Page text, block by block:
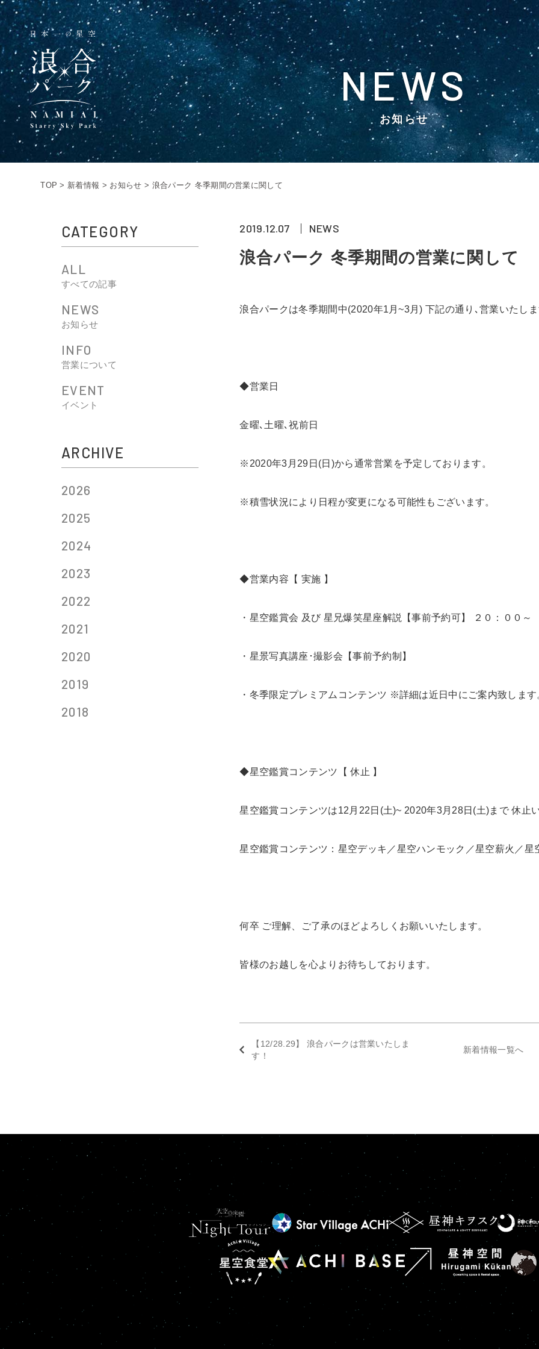
NEWS
お知らせ
TOP > 新着情報 > お知らせ > 浪合パーク 冬季期間の営業に関して
2019.12.07 NEWS
浪合パーク 冬季期間の営業に関して
浪合パークは冬季期間中(2020年1月~3月) 下記の通り､営業いたし
◆営業日
金曜､土曜､祝前日
※2020年3月29日(日)から通常営業を予定しております。
※積雪状況により日程が変更になる可能性もございます。
◆営業内容【 実施 】
・星空鑑賞会 及び 星兄爆笑星座解説【事前予約可】 ２０：００～
・星景写真講座･撮影会【事前予約制】
・冬季限定プレミアムコンテンツ ※詳細は近日中にご案内致します
◆星空鑑賞コンテンツ【 休止 】
星空鑑賞コンテンツは12月22日(土)~ 2020年3月28日(土)まで 休止
星空鑑賞コンテンツ：星空デッキ／星空ハンモック／星空薪火／星
何卒 ご理解、ご了承のほどよろしくお願いいたします。
皆様のお越しを心よりお待ちしております。
【12/28.29】 浪合パークは営業いたしま
す！
新着情報一覧へ
CATEGORY
ALL
すべての記事
NEWS
お知らせ
INFO
営業について
EVENT
イベント
ARCHIVE
2026
2025
2024
2023
2022
2021
2020
2019
2018